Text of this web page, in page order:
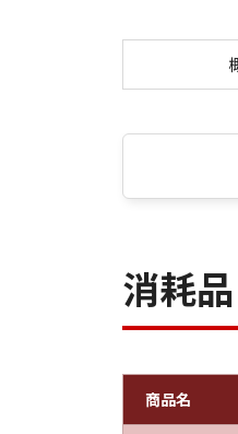
消耗品
商品名